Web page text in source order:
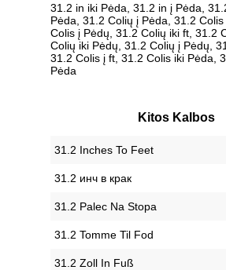
31.2 in iki Pėda, 31.2 in į Pėda,
Pėda, 31.2 Colių į Pėda, 31.2
Colis į Pėdų, 31.2 Colių iki ft, 31.2
Colių iki Pėdų, 31.2 Colių į Pėdų,
31.2 Colis į ft, 31.2 Colis iki Pėda,
Pėda
Kitos Kalbos
‎31.2 Inches To Feet
‎31.2 инч в крак
‎31.2 Palec Na Stopa
‎31.2 Tomme Til Fod
‎31.2 Zoll In Fuß